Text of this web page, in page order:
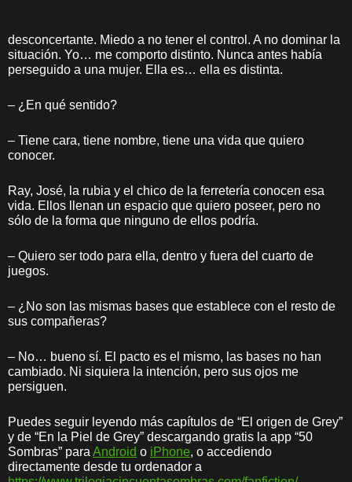
desconcertante. Miedo a no tener el control. A no dominar la
situación. Yo… me comporto distinto. Nunca antes había
perseguido a una mujer. Ella es… ella es distinta.
– ¿En qué sentido?
– Tiene cara, tiene nombre, tiene una vida que quiero
conocer.
Ray, José, la rubia y el chico de la ferretería conocen esa
vida. Ellos llenan un espacio que quiero poseer, pero no
sólo de la forma que ninguno de ellos podría.
– Quiero ser todo para ella, dentro y fuera del cuarto de
juegos.
– ¿No son las mismas bases que establece con el resto de
sus compañeras?
– No… bueno sí. El pacto es el mismo, las bases no han
cambiado. Ni siquiera la intención, pero sus ojos me
persiguen.
Puedes seguir leyendo más capítulos de “El origen de Grey”
y de “En la Piel de Grey” descargando gratis la app “50
Sombras” para Android o iPhone, o accediendo
directamente desde tu ordenador a